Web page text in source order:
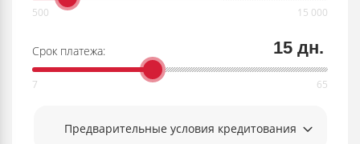
Срок платежа: 15 дн.
Предварительные условия кредитования